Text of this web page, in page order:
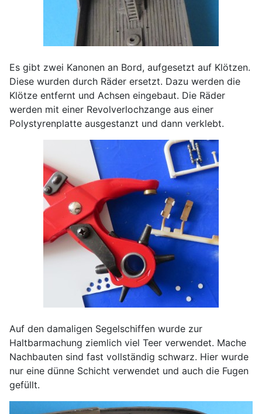
Es gibt zwei Kanonen an Bord, aufgesetzt auf Klötzen.
Diese wurden durch Räder ersetzt. Dazu werden die
Klötze entfernt und Achsen eingebaut. Die Räder
werden mit einer Revolverlochzange aus einer
Polystyrenplatte ausgestanzt und dann verklebt.
Auf den damaligen Segelschiffen wurde zur
Haltbarmachung ziemlich viel Teer verwendet. Mache
Nachbauten sind fast vollständig schwarz. Hier wurde
nur eine dünne Schicht verwendet und auch die Fugen
gefüllt.